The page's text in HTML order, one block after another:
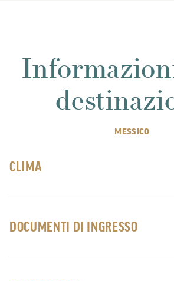
MESSICO
CLIMA
DOCUMENTI DI INGRESSO